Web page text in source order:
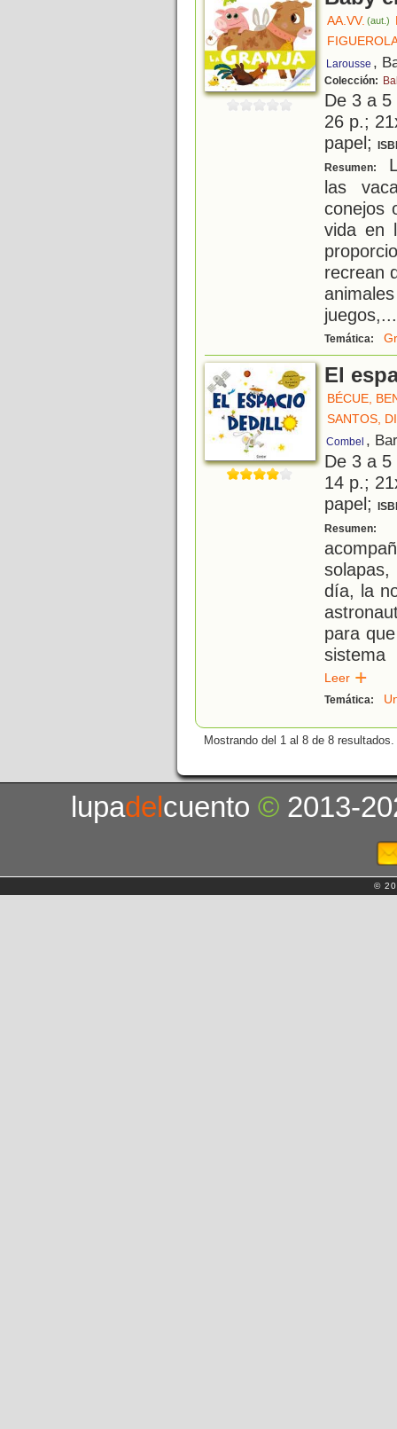
AA.VV. (aut.)
Larousse ,
Colección:
De 3 a
26 p.;
papel;
Resumen:
las
conejos
vida en
recrean
juegos,...
Temática:
El
BÉCUE,
SANTOS,
Combel ,
De 3 a
14 p.;
papel;
Resumen:
solapas,
día, la
para
sistema
Leer
Temática:
Mostrando del 1 al 8 de 8 resultados.
lupadelcuento© 2013-
©